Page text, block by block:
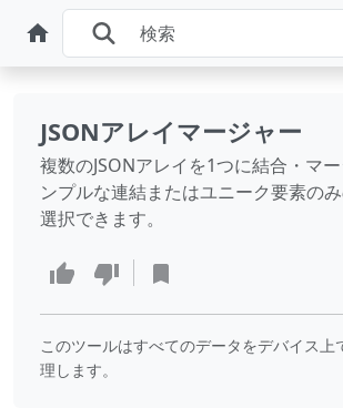
JSONアレイマージャー
複数のJSONアレイを1つに結合・マ
ンプルな連結またはユニーク要素の
選択できます。
このツールはすべてのデータをデバイス上
理します。